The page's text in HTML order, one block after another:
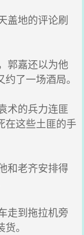
盖地的评论刷
郭嘉还以为他
了一场酒局。
术的兵力连匪
在这些土匪的手
和老齐安排得
走到拖拉机旁
。